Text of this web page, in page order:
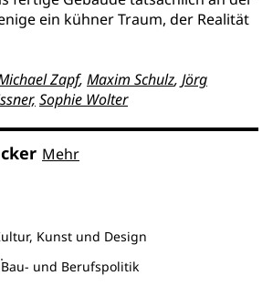
ein kühner Traum, der Realität
Zapf, Maxim Schulz, Jörg
Sophie Wolter
Mehr
Kunst und Design
Bau- und Berufspolitik